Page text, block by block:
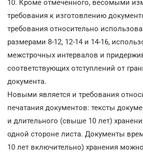
10. Кроме отмеченного, весомыми
требования к изготовлению
требования относительно
размерами 8-12, 12-14 и 14-16,
межстрочных интервалов и
соответствующих отступлений от
документа.
Новыми является и требования
печатания документов: тексты
и длительного (свыше 10 лет)
одной стороне листа. Документы
10 лет включительно) хранения